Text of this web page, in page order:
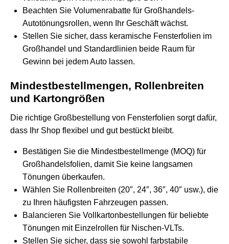
Beachten Sie Volumenrabatte für Großhandels-
Autotönungsrollen, wenn Ihr Geschäft wächst.
Stellen Sie sicher, dass keramische Fensterfolien im
Großhandel und Standardlinien beide Raum für
Gewinn bei jedem Auto lassen.
Mindestbestellmengen, Rollenbreiten
und Kartongrößen
Die richtige Großbestellung von Fensterfolien sorgt dafür,
dass Ihr Shop flexibel und gut bestückt bleibt.
Bestätigen Sie die Mindestbestellmenge (MOQ) für
Großhandelsfolien, damit Sie keine langsamen
Tönungen überkaufen.
Wählen Sie Rollenbreiten (20″, 24″, 36″, 40″ usw.), die
zu Ihren häufigsten Fahrzeugen passen.
Balancieren Sie Vollkartonbestellungen für beliebte
Tönungen mit Einzelrollen für Nischen-VLTs.
Stellen Sie sicher, dass sie sowohl farbstabile